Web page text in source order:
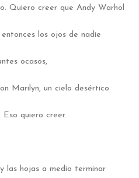
Quiero creer que Andy Warhol
los ojos de nadie
ocasos,
Marilyn, un cielo desértico
quiero creer.
las hojas a medio terminar